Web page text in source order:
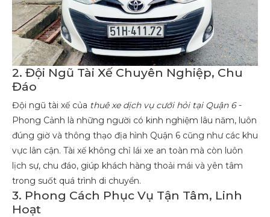
2. Đội Ngũ Tài Xế Chuyên Nghiệp, Chu
Đáo
Đội ngũ tài xế của thuê xe dịch vụ cưới hỏi tại Quận 6-
Phong Cảnh là những người có kinh nghiệm lâu năm, luôn
đúng giờ và thông thạo địa hình Quận 6 cũng như các khu
vực lân cận. Tài xế không chỉ lái xe an toàn mà còn luôn
lịch sự, chu đáo, giúp khách hàng thoải mái và yên tâm
trong suốt quá trình di chuyển.
3. Phong Cách Phục Vụ Tận Tâm, Linh
Hoạt